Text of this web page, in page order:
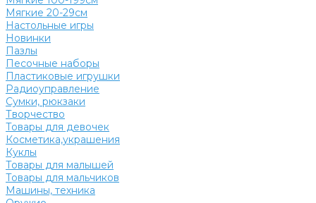
Мягкие 20-29см
Настольные игры
Новинки
Пазлы
Песочные наборы
Пластиковые игрушки
Радиоуправление
Сумки, рюкзаки
Творчество
Товары для девочек
Косметика,украшения
Куклы
Товары для малышей
Товары для мальчиков
Машины, техника